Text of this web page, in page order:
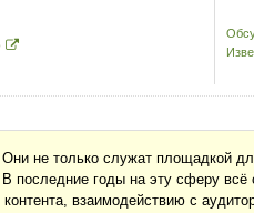
не только служат площадкой
последние годы на эту сферу всё
взаимодействию с